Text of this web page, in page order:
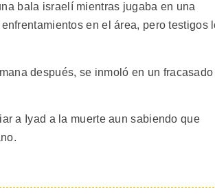
bala israelí mientras jugaba en una
en el área, pero testigos
después, se inmoló en un fracasado
a Iyad a la muerte aun sabiendo que